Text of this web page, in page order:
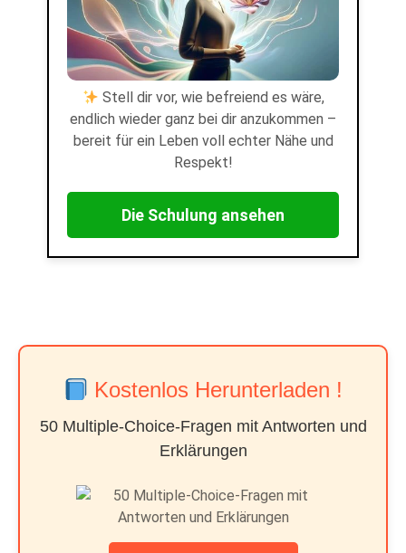
Stell dir vor, wie befreiend es wäre,
endlich wieder ganz bei dir anzukommen –
bereit für ein Leben voll echter Nähe und
Respekt!
Die Schulung ansehen
Kostenlos Herunterladen !
50 Multiple-Choice-Fragen mit Antworten und
Erklärungen